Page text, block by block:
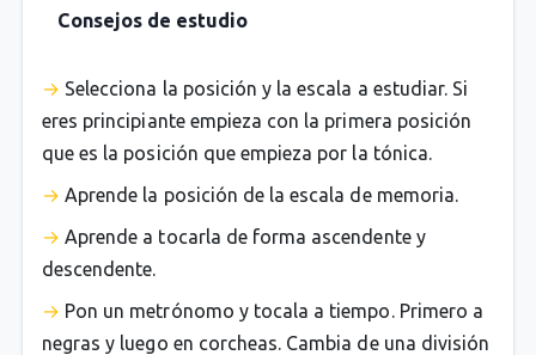
Consejos de estudio
Selecciona la posición y la escala a estudiar. Si
eres principiante empieza con la primera posición
que es la posición que empieza por la tónica.
Aprende la posición de la escala de memoria.
Aprende a tocarla de forma ascendente y
descendente.
Pon un metrónomo y tocala a tiempo. Primero a
negras y luego en corcheas. Cambia de una división